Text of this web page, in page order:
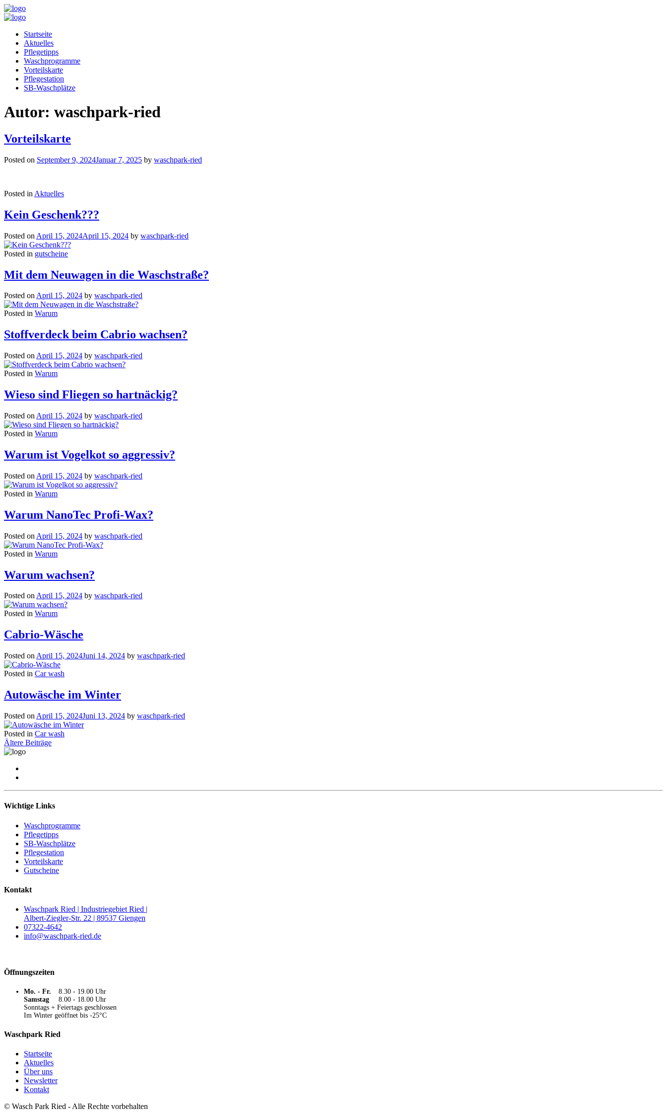
Startseite
Aktuelles
Pflegetipps
Waschprogramme
Vorteilskarte
Pflegestation
SB-Waschplätze
Autor: waschpark-ried
Vorteilskarte
Posted on September 9, 2024Januar 7, 2025 by waschpark-ried
Posted in Aktuelles
Kein Geschenk???
Posted on April 15, 2024April 15, 2024 by waschpark-ried
Posted in gutscheine
Mit dem Neuwagen in die Waschstraße?
Posted onApril 15, 2024 by waschpark-ried
Posted in Warum
Stoffverdeck beim Cabrio wachsen?
Posted on April 15, 2024 by waschpark-ried
Posted in Warum
Wieso sind Fliegen so hartnäckig?
Posted on April 15, 2024 by waschpark-ried
Posted in Warum
Warum ist Vogelkot so aggressiv?
Posted on April 15, 2024 by waschpark-ried
Posted in Warum
Warum NanoTec Profi-Wax?
Posted on April 15, 2024 by waschpark-ried
Posted in Warum
Warum wachsen?
Posted onApril 15, 2024 by waschpark-ried
Posted in Warum
Cabrio-Wäsche
Posted on April 15, 2024Juni 14, 2024 by waschpark-ried
Posted in Car wash
Autowäsche im Winter
Posted on April 15, 2024Juni 13, 2024 by waschpark-ried
Posted in Car wash
Beitragsnavigation
Ältere Beiträge
Wichtige Links
Waschprogramme
Pflegetipps
SB-Waschplätze
Pflegestation
Vorteilskarte
Gutscheine
Kontakt
Waschpark Ried | Industriegebiet Ried |
Albert-Ziegler-Str. 22 | 89537 Giengen
07322-4642
info@waschpark-ried.de
Öffnungszeiten
Mo. - Fr.
8.30 - 19.00 Uhr
Samstag
8.00 - 18.00 Uhr
Sonntags + Feiertags geschlossen
Im Winter geöffnet bis -25°C
Waschpark Ried
Startseite
Aktuelles
Über uns
Newsletter
Kontakt
© Wasch Park Ried - Alle Rechte vorbehalten